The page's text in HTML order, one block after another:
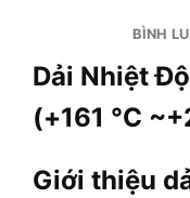
BÌNH
Dải Nhiệt
(+161 °C
Giới thiệu